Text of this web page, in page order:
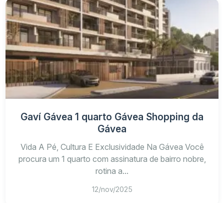
Gaví Gávea 1 quarto Gávea Shopping da
Gávea
Vida A Pé, Cultura E Exclusividade Na Gávea Você
procura um 1 quarto com assinatura de bairro nobre,
rotina a...
12/nov/2025